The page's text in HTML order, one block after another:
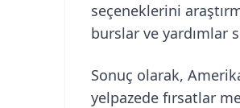
seçeneklerini
burslar ve yardımlar
Sonuç olarak,
yelpazede fırsatlar